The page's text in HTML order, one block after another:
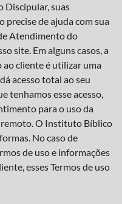
Discipular, suas
precise de ajuda com sua
Atendimento do
site. Em alguns casos, a
cliente é utilizar uma
acesso total ao seu
tenhamos esse acesso,
para o uso da
O Instituto Bíblico
No caso de
de uso e informações
esses Termos de uso